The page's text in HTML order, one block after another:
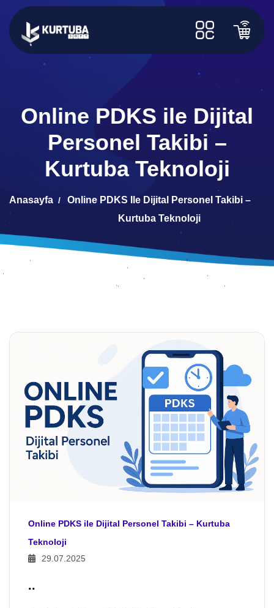
Online PDKS ile Dijital
Personel Takibi –
Kurtuba Teknoloji
Anasayfa
Online PDKS Ile Dijital Personel Takibi –
Kurtuba Teknoloji
Online PDKS ile Dijital Personel Takibi – Kurtuba
Teknoloji
29.07.2025
..